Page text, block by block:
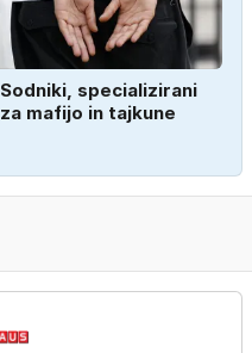
Sodniki, specializirani
za mafijo in tajkune